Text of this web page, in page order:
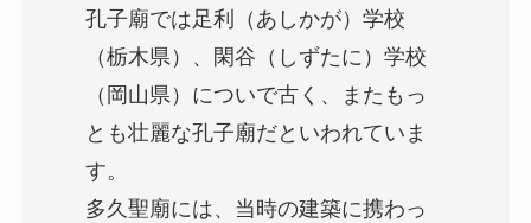
孔子廟では足利（あしかが）学校
（栃木県）、閑谷（しずたに）学校
（岡山県）についで古く、またもっ
とも壮麗な孔子廟だといわれていま
す。
多久聖廟には、当時の建築に携わっ